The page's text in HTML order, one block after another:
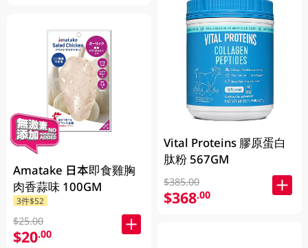
Amatake 日本即食雞胸
肉香蒜味 100GM
3件$52
$25.00
$20.00
Vital Proteins 膠原蛋白
肽粉 567GM
$385.00
$368.00